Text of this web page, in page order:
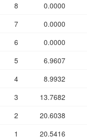
8 0.0000
7 0.0000
6 0.0000
5 6.9607
4 8.9932
3 13.7682
2 20.6038
1 20.5416